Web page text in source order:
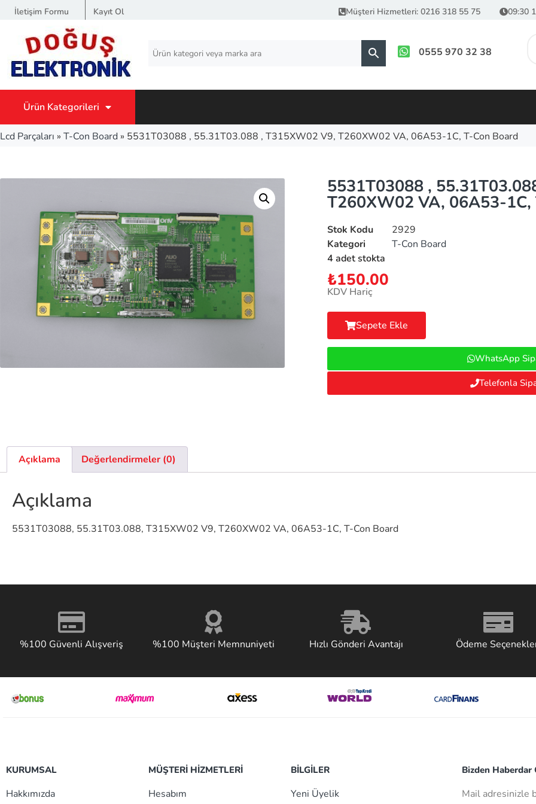
İletişim Formu Kayıt Ol Müşteri Hizmetleri: 0216 318 55 75 09:30
0555 970 32 38
Ürün Kategorileri
Lcd Parçaları » T-Con Board » 5531T03088 , 55.31T03.088 , T315XW02 V9, T260XW02 VA, 06A53-1C, T-Con Board
5531T03088 ,
T260XW02 VA, 06A53-1C,
Stok Kodu
2929
Kategori
T-Con Board
4 adet stokta
₺150.00
KDV Hariç
Sepete Ekle
WhatsApp
Telefonla
Açıklama Değerlendirmeler (0)
Açıklama
5531T03088, 55.31T03.088, T315XW02 V9, T260XW02 VA, 06A53-1C, T-Con Board
%100 Güvenli Alışveriş %100 Müşteri Memnuniyeti Hızlı Gönderi Avantajı Ödeme
KURUMSAL
Hakkımızda
MÜŞTERİ HİZMETLERİ
Hesabım
BİLGİLER
Yeni Üyelik
Bizden Haberdar
Mail adresinizle